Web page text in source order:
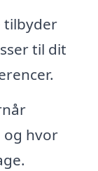
tilbyder
til dit
og hvor